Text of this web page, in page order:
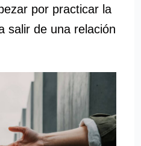
por practicar la
salir de una relación